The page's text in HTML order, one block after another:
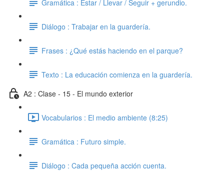
Gramática : Estar / Llevar / Seguir + gerundio.
Diálogo : Trabajar en la guardería.
Frases : ¿Qué estás haciendo en el parque?
Texto : La educación comienza en la guardería.
A2 : Clase - 15 - El mundo exterior
Vocabularios : El medio ambiente (8:25)
Gramática : Futuro simple.
Diálogo : Cada pequeña acción cuenta.